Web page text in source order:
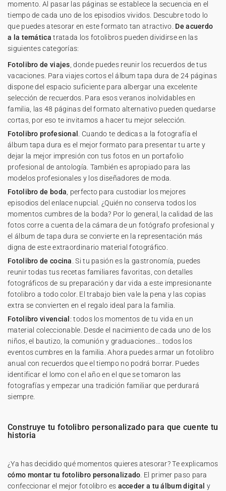
momento. Al pasar las páginas se establece la secuencia en el
tiempo de cada uno de los episodios vividos. Descubre todo lo
que puedes atesorar en este formato tan atractivo. De acuerdo
a la temática tratada los fotolibros pueden dividirse en las
siguientes categorías:
Fotolibro de viajes , donde puedes reunir los recuerdos de tus
vacaciones. Para viajes cortos el álbum tapa dura de 24 páginas
dispone del espacio suficiente para albergar una excelente
selección de recuerdos. Para esos veranos inolvidables en
familia, las 48 páginas del formato alternativo pueden quedarse
cortas, por eso te invitamos a hacer tu mejor selección.
Fotolibro profesional
. Cuando te dedicas a la fotografía el
álbum tapa dura es el mejor formato para presentar tu arte y
dejar la mejor impresión con tus fotos en un portafolio
profesional de antología. También es apropiado para las
modelos profesionales y los diseñadores de moda.
Fotolibro de boda , perfecto para custodiar los mejores
episodios del enlace nupcial. ¿Quién no conserva todos los
momentos cumbres de la boda? Por lo general, la calidad de las
fotos corre a cuenta de la cámara de un fotógrafo profesional y
el álbum de tapa dura se convierte en la representación más
digna de este extraordinario material fotográfico.
Fotolibro de cocina . Si tu pasión es la gastronomía, puedes
reunir todas tus recetas familiares favoritas, con detalles
fotográficos de su preparación y dar vida a este impresionante
fotolibro a todo color. El trabajo bien vale la pena y las copias
extra se convierten en el regalo ideal para la familia.
Fotolibro vivencial : todos los momentos de tu vida en un
material coleccionable. Desde el nacimiento de cada uno de los
niños, el bautizo, la comunión y graduaciones... todos los
eventos cumbres en la familia. Ahora puedes armar un fotolibro
anual con recuerdos que el tiempo no podrá borrar. Puedes
identificar el lomo con el año en el que se tomaron las
fotografías y empezar una tradición familiar que perdurará
siempre.
Construye tu fotolibro personalizado para que cuente tu
historia
¿Ya has decidido qué momentos quieres atesorar? Te explicamos
cómo montar tu fotolibro personalizado . El primer paso para
confeccionar el mejor fotolibro es acceder a tu álbum digital y